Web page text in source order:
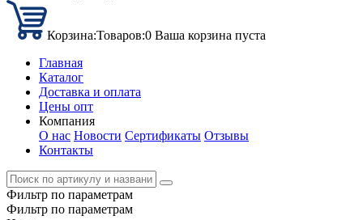
Корзина:Товаров:0 Ваша корзина пуста
Главная
Каталог
Доставка и оплата
Цены опт
Компания
О нас Новости Сертификаты Отзывы
Контакты
Фильтр по параметрам
Фильтр по параметрам